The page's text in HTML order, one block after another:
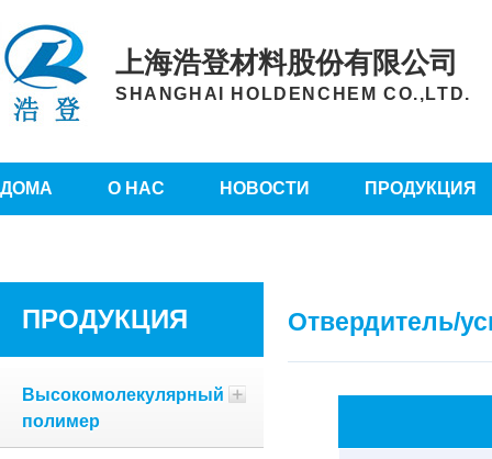
上海浩登材料股份有限公司
SHANGHAI HOLDENCHEM CO.,LTD.
ДОМА О НАС НОВОСТИ ПРОДУКЦИЯ
ПРОДУКЦИЯ
Высокомолекулярный
полимер
Отвердитель/